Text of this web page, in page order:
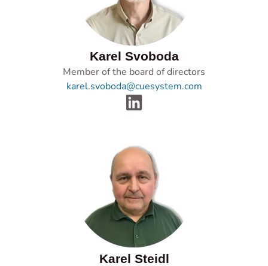
Karel Svoboda
Member of the board of directors
karel.svoboda@cuesystem.com
Karel Steidl